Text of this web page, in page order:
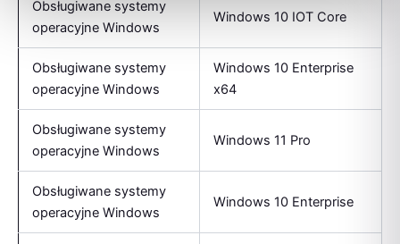
Obsługiwane systemy
operacyjne Windows
Windows 10 IOT Core
Obsługiwane systemy
operacyjne Windows
Windows 10 Enterprise
x64
Obsługiwane systemy
operacyjne Windows
Windows 11 Pro
Obsługiwane systemy
operacyjne Windows
Windows 10 Enterprise